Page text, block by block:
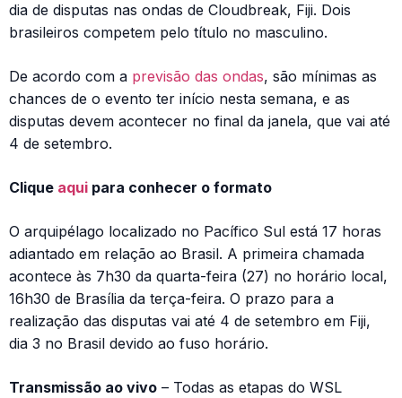
dia de disputas nas ondas de Cloudbreak, Fiji. Dois
brasileiros competem pelo título no masculino.
De acordo com a previsão das ondas, são mínimas as
chances de o evento ter início nesta semana, e as
disputas devem acontecer no final da janela, que vai até
4 de setembro.
Clique aqui para conhecer o formato
O arquipélago localizado no Pacífico Sul está 17 horas
adiantado em relação ao Brasil. A primeira chamada
acontece às 7h30 da quarta-feira (27) no horário local,
16h30 de Brasília da terça-feira. O prazo para a
realização das disputas vai até 4 de setembro em Fiji,
dia 3 no Brasil devido ao fuso horário.
Transmissão ao vivo – Todas as etapas do WSL